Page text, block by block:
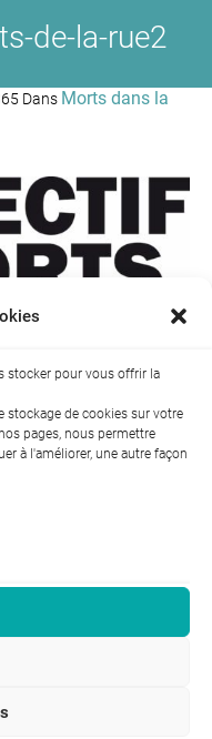
stocker pour vous offrir la
stockage de cookies sur votre
pages, nous permettre
à l'améliorer, une autre façon
de-la-rue2
Dans Morts dans la
et Solidarités
Gustave Eiffel
87 00